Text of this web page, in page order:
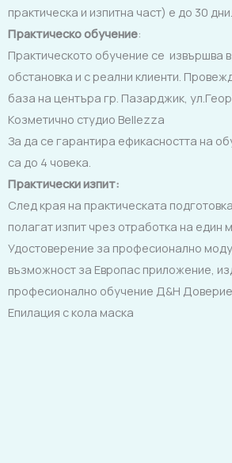
практическа и изпитна част) е до 30 дни.
Практическо обучение:
Практическото обучение се извършва
обстановка и с реални клиенти.
база на центъра гр. Пазарджик,
Козметично студио Bellezza
За да се гарантира ефикасността на
са до 4 човека.
Практически изпит:
След края на практическата
полагат изпит чрез отработка на eдин
Удостоверение за професионално
възможност за Европас приложение,
професионално обучение Д&Н
Епилация с кола маска